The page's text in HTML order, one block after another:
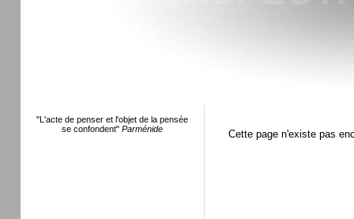
"L'acte de penser et l'objet de la pensée
se confondent" Parménide Cette page n'existe pas